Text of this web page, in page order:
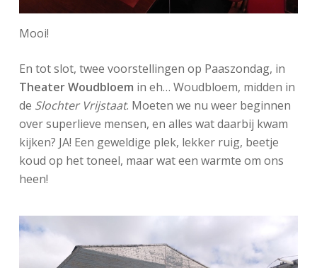
Mooi!
En tot slot, twee voorstellingen op Paaszondag, in
Theater Woudbloem in eh… Woudbloem, midden in
de Slochter Vrijstaat. Moeten we nu weer beginnen
over superlieve mensen, en alles wat daarbij kwam
kijken? JA! Een geweldige plek, lekker ruig, beetje
koud op het toneel, maar wat een warmte om ons
heen!